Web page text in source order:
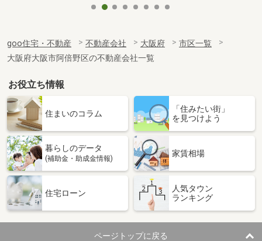
goo住宅・不動産 不動産会社 大阪府
市区一覧
大阪府大阪市阿倍野区の不動産会社一覧
お役立ち情報
住まいのコラム
「住みたい街」
を見つけよう
暮らしのデータ
(補助金・助成金情報)
家賃相場
住宅ローン
人気タウン
ランキング
ページトップに戻る